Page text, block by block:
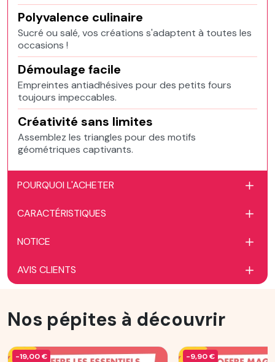
Polyvalence culinaire
Sucré ou salé, vos créations s'adaptent à toutes les
occasions !
Démoulage facile
Empreintes antiadhésives pour des petits fours
toujours impeccables.
Créativité sans limites
Assemblez les triangles pour des motifs
géométriques captivants.
POURQUOI L'ACHETER
CARACTÉRISTIQUES
NOTICE
AVIS CLIENTS
Nos pépites à découvrir
-19,00 € -9,90 €